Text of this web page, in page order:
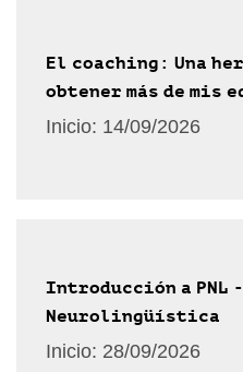
El coaching: Una
obtener más de mis
Inicio: 14/09/2026
Introducción a PNL
Neurolingüística
Inicio: 28/09/2026